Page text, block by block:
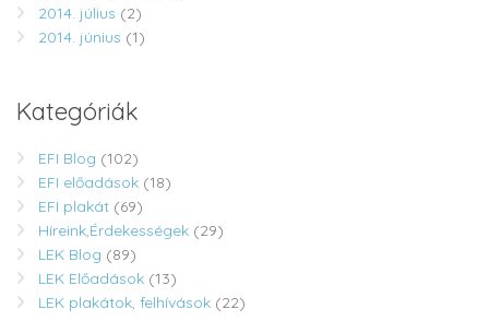
2014. július (2)
2014. június (1)
Kategóriák
EFI Blog (102)
EFI előadások (18)
EFI plakát (69)
Híreink,Érdekességek (29)
LEK Blog (89)
LEK Előadások (13)
LEK plakátok, felhívások (22)